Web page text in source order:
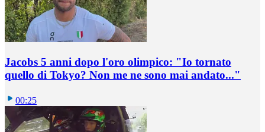
Jacobs 5 anni dopo l'oro olimpico: "Io tornato
quello di Tokyo? Non me ne sono mai andato..."
00:25